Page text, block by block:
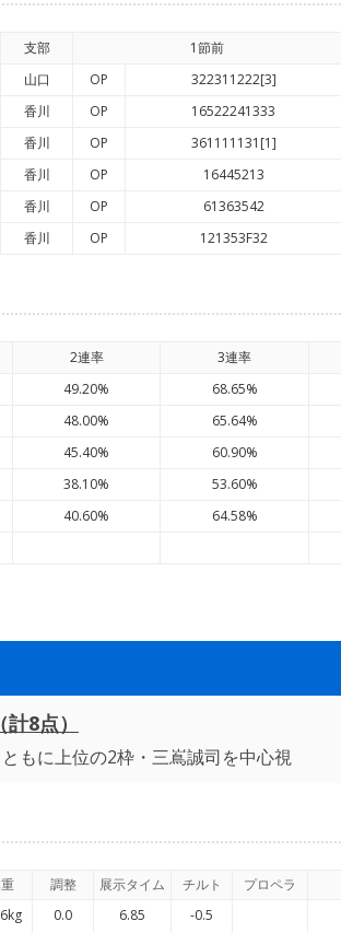
支部 1節前
山口 OP 322311222[3]
香川 OP 16522241333
香川 OP 361111131[1]
香川 OP 16445213
香川 OP 61363542
香川 OP 121353F32
2連率 3連率
49.20% 68.65%
48.00% 65.64%
45.40% 60.90%
38.10% 53.60%
40.60% 64.58%
8点）
もに上位の2枠・三嶌誠司を中心視
調整 展示タイム チルト プロペラ
0.0 6.85 -0.5